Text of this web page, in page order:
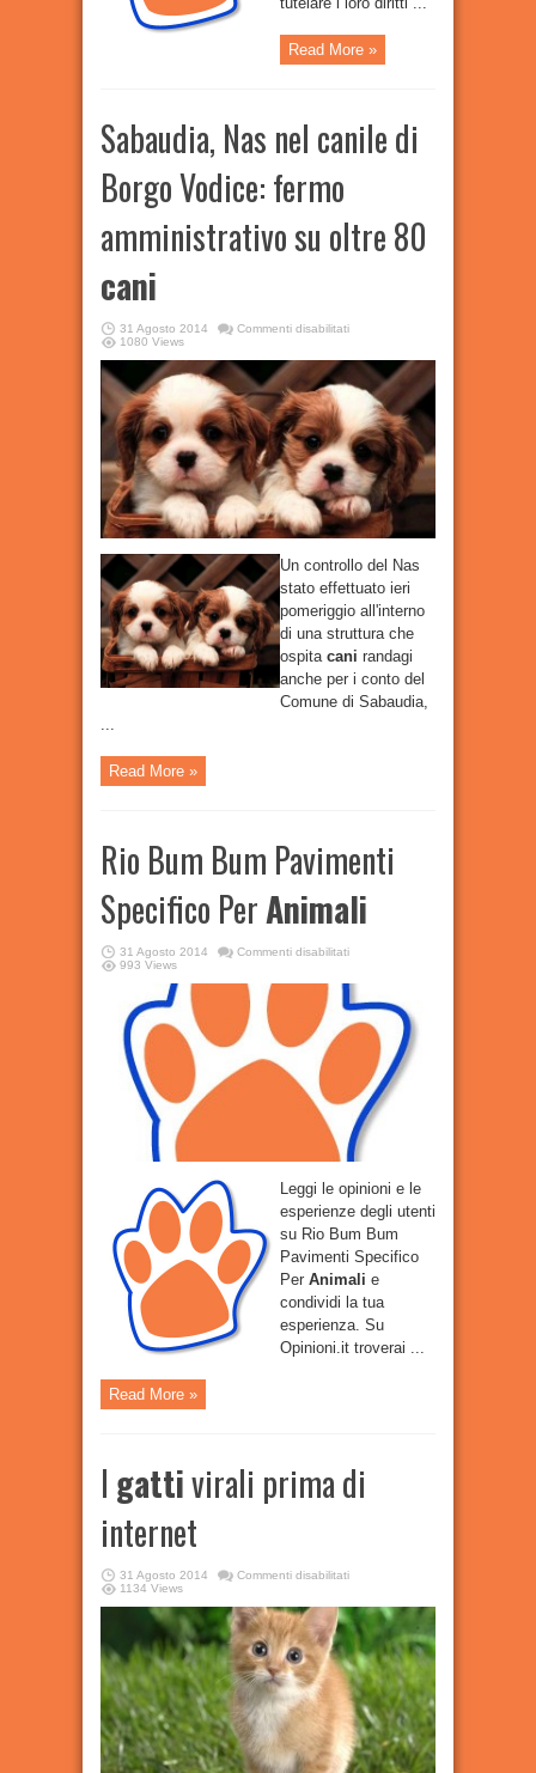
Read More »
Sabaudia, Nas nel canile di
Borgo Vodice: fermo
amministrativo su oltre 80
cani
31 Agosto 2014 Commenti disabilitatisu
nel
di
Borgo
Vodice:
fermo
amministrativo
su
oltre
80
cani
1080 Views
Un controllo del Nas
stato effettuato ieri
pomeriggio all'interno
di una struttura che
ospita cani randagi
anche per i conto del
Comune di Sabaudia,
Read More »
Rio Bum Bum Pavimenti
Specifico PerAnimali
31 Agosto 2014 Commenti disabilitatisu
Bum
Pavimenti
Specifico
Per
Animali
993 Views
Leggi le opinioni e le
esperienze degli utenti
su Rio Bum Bum
Pavimenti Specifico
Per Animali e
condividi la tua
esperienza. Su
Opinioni.it troverai ...
Read More »
I gattivirali prima di
internet
31 Agosto 2014 Commenti disabilitatisu
virali
prima
internet
1134 Views